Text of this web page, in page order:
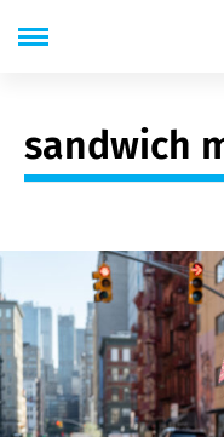
sandwich